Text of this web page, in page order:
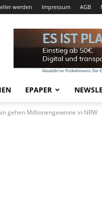
werden Impressum AGB
EPAPER
gehen Millionengewinne in NRW